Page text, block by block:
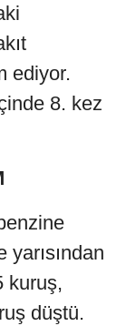
ediyor.
8. kez
kuruş,
düştü.